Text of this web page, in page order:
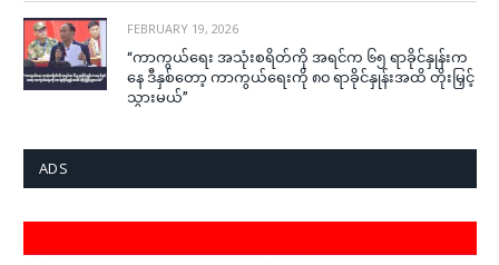
FEBRUARY 19, 2026
“ကာကွယ်ရေး အသုံးစရိတ်ကို အရင်က ၆၅ ရာခိုင်နှုန်းက
နေ ဒီနှစ်တော့ ကာကွယ်ရေးကို ၈၀ ရာခိုင်နှုန်းအထိ တိုးမြှင့်
သွားမယ်”
ADS